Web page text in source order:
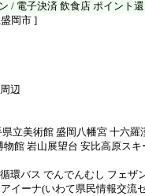
/ 電子決済 飲食店 ポイント
岡市 ]
辺
立美術館 盛岡八幡宮 十六羅
館 岩山展望台 安比高原スキ
環バス でんでんむし フェザ
イーナ(いわて県民情報交流